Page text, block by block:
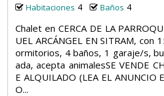
Habitaciones 4 Baños 4
Chalet en CERCA DE LA
UEL ARCÁNGEL EN SITRAM, con
ormitorios, 4 baños, 1 garaje/s,
ada, acepta animalesSE VENDE
E ALQUILADO (LEA EL ANUNCIO
O...